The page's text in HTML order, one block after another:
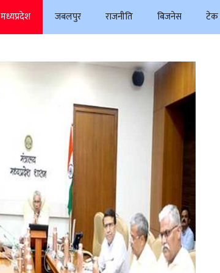
मध्यप्रदेश जबलपुर राजनीति बिजनेस टेक